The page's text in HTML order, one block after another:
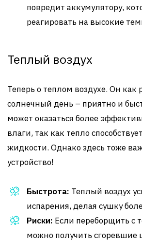
повредит аккумулятору,
реагировать на высокие
Теплый воздух
Теперь о теплом воздухе. Он
солнечный день – приятно и
может оказаться более
влаги, так как тепло
жидкости. Однако здесь тоже
устройство!
Быстрота: Теплый воздух
испарения, делая сушку
Риски: Если переборщить с
можно получить сгоревшие